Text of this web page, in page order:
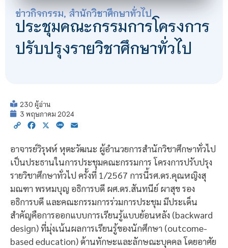
ข่าวกิจกรรม,สำนักวิชาศึกษาทั่วไป
ประชุมคณะกรรมการโครงการ
ปรับปรุงรายวิชาศึกษาทั่วไป
230 ผู้อ่าน
3 พฤษภาคม 2024
Copy Facebook
X Line
อาจารย์วิรุฬห์ หุตะวัฒนะ ผู้อำนวยการสำนักวิชาศึกษาทั่วไป
เป็นประธานในการประชุมคณะกรรมการ โครงการปรับปรุง
รายวิชาศึกษาทั่วไป ครั้งที่ 1/2567 การนี้รศ.ดร.คุณหญิงสุ
มณฑา พรหมบุญ อธิการบดี ผศ.ดร.สันทนีย์ ผาสุข รอง
อธิการบดี และคณะกรรมการร่วมการประชุม มีประเด็น
สำคัญคือการออกแบบการเรียนรู้แบบย้อนหลัง (backward
design) ที่มุ่งเน้นผลการเรียนรู้ของนักศึกษา (outcome-
based education) ด้านทักษะและลักษณะบุคคล โดยอาศัย